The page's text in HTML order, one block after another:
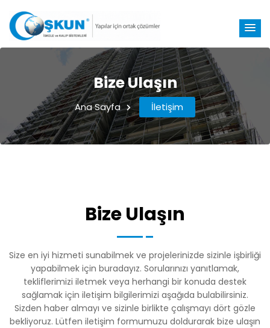
Bize Ulaşın
Ana Sayfa İletişim
Bize Ulaşın
Size en iyi hizmeti sunabilmek ve projelerinizde sizinle işbirliği
yapabilmek için buradayız. Sorularınızı yanıtlamak,
tekliflerimizi iletmek veya herhangi bir konuda destek
sağlamak için iletişim bilgilerimizi aşağıda bulabilirsiniz.
Sizden haber almayı ve sizinle birlikte çalışmayı dört gözle
bekliyoruz. Lütfen iletişim formumuzu doldurarak bize ulaşın